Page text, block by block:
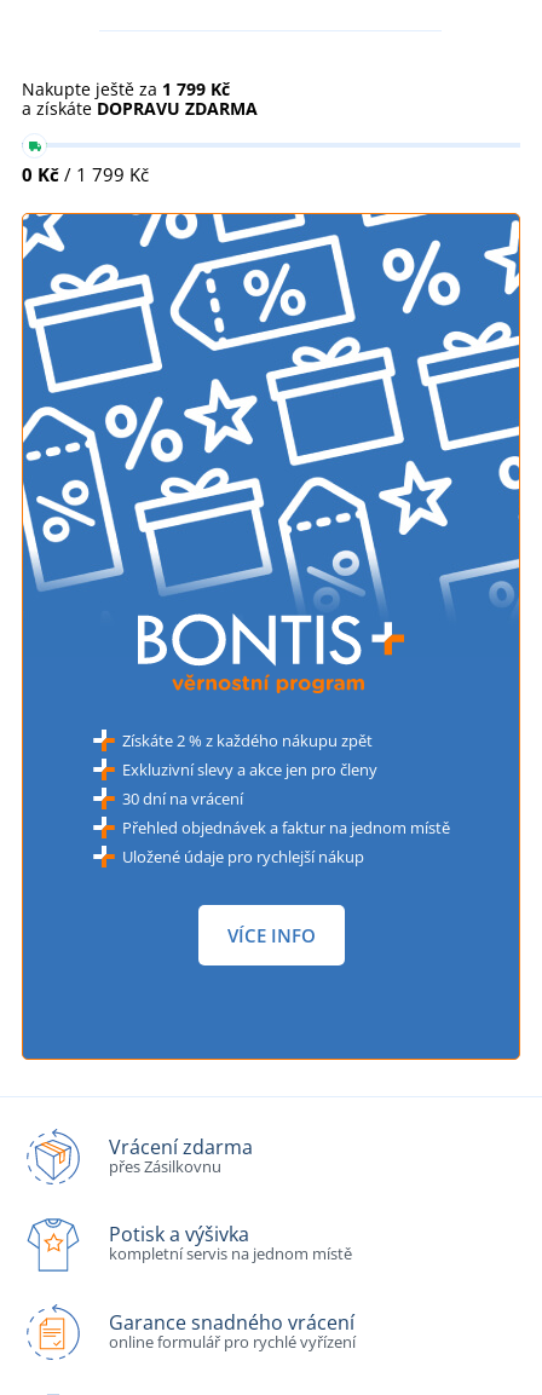
Nakupte ještě za 1 799 Kč
a získáte DOPRAVU ZDARMA
0 Kč / 1 799 Kč
Získáte 2 % z každého nákupu zpět
Exkluzivní slevy a akce jen pro členy
30 dní na vrácení
Přehled objednávek a faktur na jednom místě
Uložené údaje pro rychlejší nákup
VÍCE INFO
Vrácení zdarma
přes Zásilkovnu
Potisk a výšivka
kompletní servis na jednom místě
Garance snadného vrácení
online formulář pro rychlé vyřízení